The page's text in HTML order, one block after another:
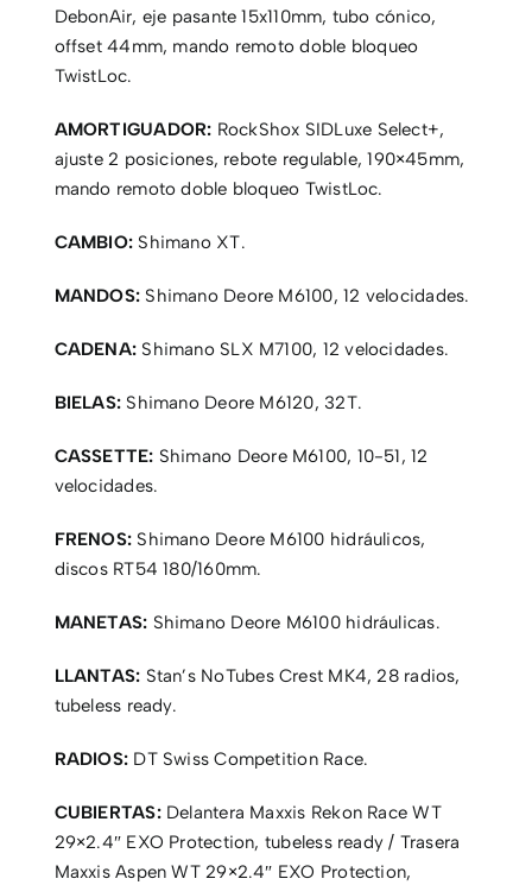
DebonAir, eje pasante 15x110mm, tubo cónico,
offset 44mm, mando remoto doble bloqueo
TwistLoc.
AMORTIGUADOR: RockShox SIDLuxe Select+,
ajuste 2 posiciones, rebote regulable, 190×45mm,
mando remoto doble bloqueo TwistLoc.
CAMBIO: Shimano XT.
MANDOS: Shimano Deore M6100, 12 velocidades.
CADENA: Shimano SLX M7100, 12 velocidades.
BIELAS: Shimano Deore M6120, 32T.
CASSETTE: Shimano Deore M6100, 10-51, 12
velocidades.
FRENOS: Shimano Deore M6100 hidráulicos,
discos RT54 180/160mm.
MANETAS: Shimano Deore M6100 hidráulicas.
LLANTAS: Stan’s NoTubes Crest MK4, 28 radios,
tubeless ready.
RADIOS: DT Swiss Competition Race.
CUBIERTAS:Delantera Maxxis Rekon Race WT
29×2.4″ EXO Protection, tubeless ready / Trasera
Maxxis Aspen WT 29×2.4″ EXO Protection,